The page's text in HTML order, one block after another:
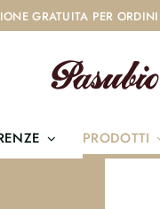
GRATUITA PER
PRODOTTI